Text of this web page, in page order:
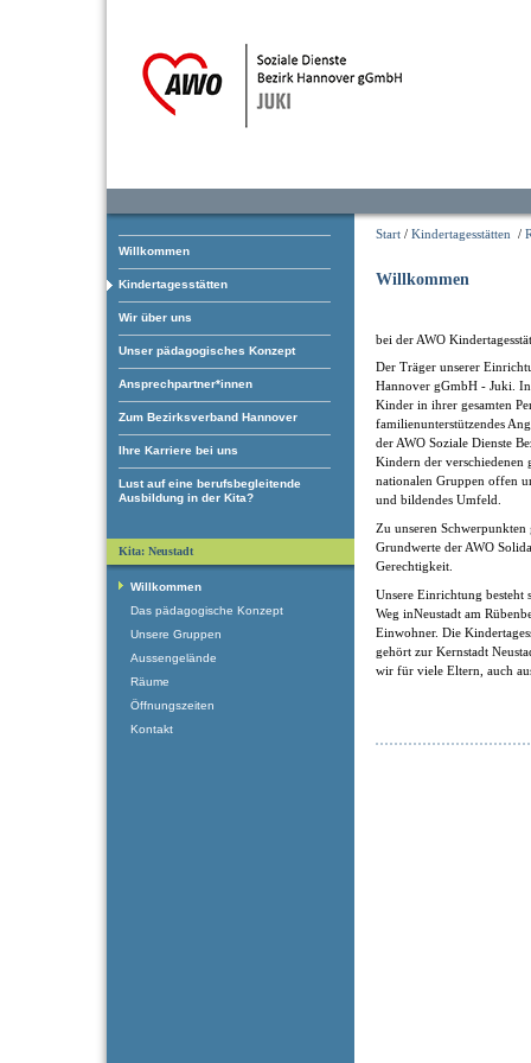
Willkommen
Kindertagesstätten
Wir über uns
Unser pädagogisches Konzept
Ansprechpartner*innen
Zum Bezirksverband Hannover
Ihre Karriere bei uns
Lust auf eine berufsbegleitende
Ausbildung in der Kita?
Start / Kindertagesstätten /
Willkommen
bei der AWO
Der Träger unserer
Hannover gGmbH - Juki.
Kinder in ihrer gesamten
familienunterstützendes
der AWO Soziale Dienste
Kindern der verschiedenen
nationalen Gruppen offen
und bildendes Umfeld.
Zu unseren
Grundwerte der AWO
Gerechtigkeit.
Unsere Einrichtung
Weg inNeustadt am
Einwohner. Die
gehört zur Kernstadt
wir für viele Eltern, auch
Kita: Neustadt
Willkommen
Das pädagogische Konzept
Unsere Gruppen
Aussengelände
Räume
Öffnungszeiten
Kontakt